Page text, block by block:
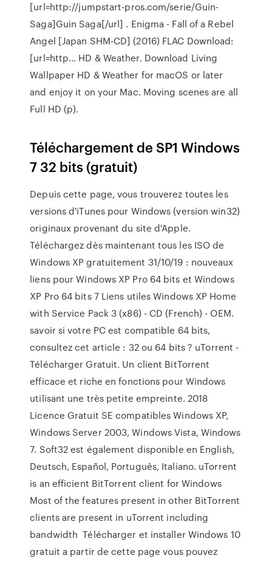
[url=http://jumpstart-pros.com/serie/Guin-
Saga]Guin Saga[/url] . Enigma - Fall of a Rebel
Angel [Japan SHM-CD] (2016) FLAC Download:
[url=http… HD & Weather. Download Living
Wallpaper HD & Weather for macOS or later
and enjoy it on your Mac. Moving scenes are all
Full HD (p).
Téléchargement de SP1 Windows
7 32 bits (gratuit)
Depuis cette page, vous trouverez toutes les
versions d'iTunes pour Windows (version win32)
originaux provenant du site d'Apple.
Téléchargez dès maintenant tous les ISO de
Windows XP gratuitement 31/10/19 : nouveaux
liens pour Windows XP Pro 64 bits et Windows
XP Pro 64 bits 7 Liens utiles Windows XP Home
with Service Pack 3 (x86) - CD (French) - OEM.
savoir si votre PC est compatible 64 bits,
consultez cet article : 32 ou 64 bits ? uTorrent -
Télécharger Gratuit. Un client BitTorrent
efficace et riche en fonctions pour Windows
utilisant une très petite empreinte. 2018
Licence Gratuit SE compatibles Windows XP,
Windows Server 2003, Windows Vista, Windows
7. Soft32 est également disponible en English,
Deutsch, Español, Português, Italiano. uTorrent
is an efficient BitTorrent client for Windows
Most of the features present in other BitTorrent
clients are present in uTorrent including
bandwidth Télécharger et installer Windows 10
gratuit a partir de cette page vous pouvez